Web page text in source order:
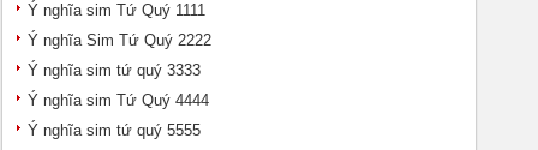
Ý nghĩa sim Tứ Quý 1111
Ý nghĩa Sim Tứ Quý 2222
Ý nghĩa sim tứ quý 3333
Ý nghĩa sim Tứ Quý 4444
Ý nghĩa sim tứ quý 5555